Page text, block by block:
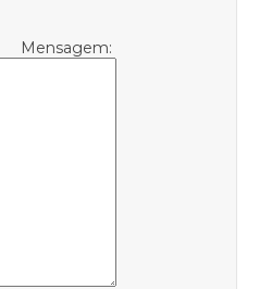
Mensagem: